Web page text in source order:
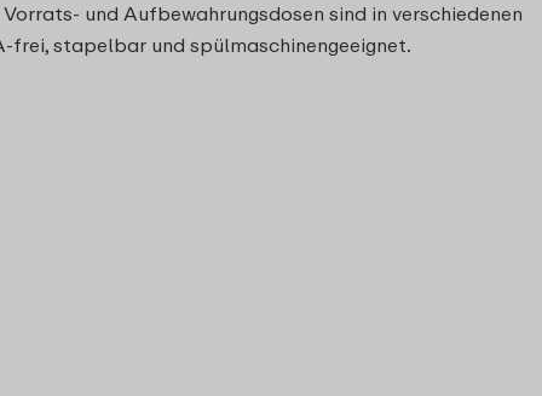
und Aufbewahrungsdosen sind in verschiedenen
frei, stapelbar und spülmaschinengeeignet.